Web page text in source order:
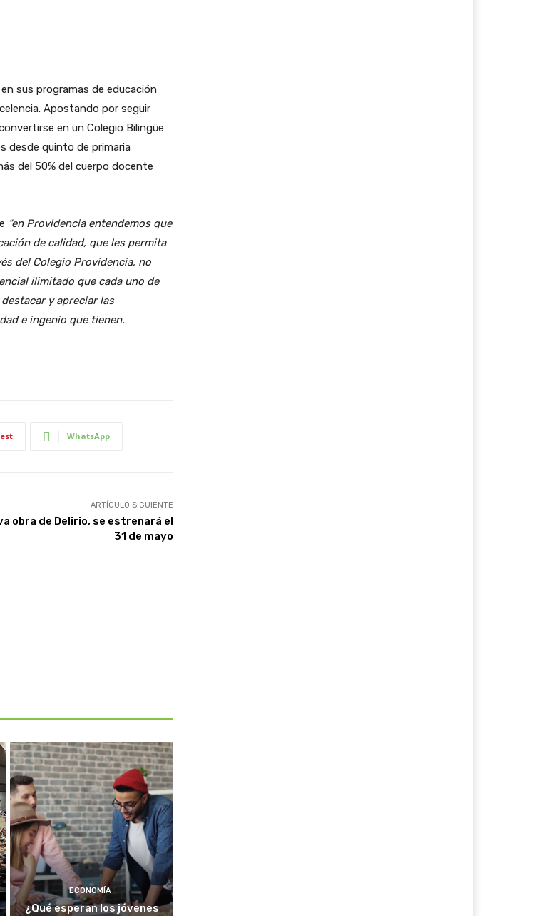
sus programas de educación
Apostando por seguir
en un Colegio Bilingüe
desde quinto de primaria
del 50% del cuerpo docente
“en Providencia entendemos que
de calidad, que les permita
del Colegio Providencia, no
ilimitado que cada uno de
y apreciar las
e ingenio que tienen.
WhatsApp
ARTÍCULO SIGUIENTE
obra de Delirio, se estrenará el
31 de mayo
ECONOMÍA
¿Qué esperan los jóvenes